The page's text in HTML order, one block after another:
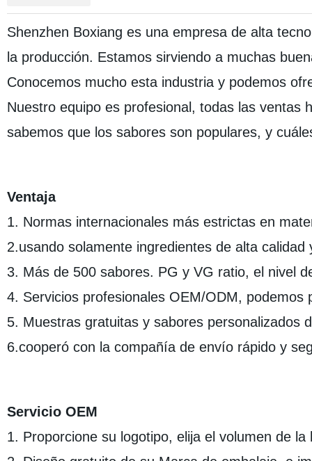
Shenzhen Boxiang es una empresa de alta
la producción. Estamos sirviendo a muchas
Conocemos mucho esta industria y podemos
Nuestro equipo es profesional, todas las ventas
sabemos que los sabores son populares, y
Ventaja
1. Normas internacionales más estrictas en
2.usando solamente ingredientes de alta
3. Más de 500 sabores. PG y VG ratio, el nivel
4. Servicios profesionales OEM/ODM, podemos
5. Muestras gratuitas y sabores personalizados
6.cooperó con la compañía de envío rápido y
Servicio OEM
1. Proporcione su logotipo, elija el volumen de